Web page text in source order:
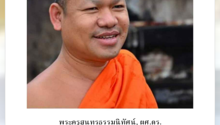
พระครูสุนทรธรรมนิทัศน์, ผศ.ดร.